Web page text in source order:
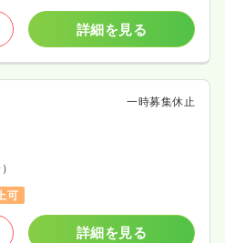
詳細を見る
一時募集休止
可
詳細を見る